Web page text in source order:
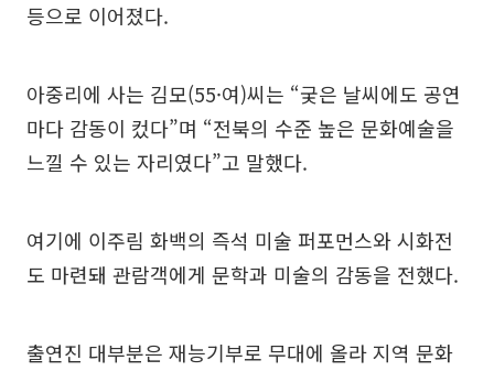
등으로 이어졌다.
아중리에 사는 김모(55·여)씨는 “궂은 날씨에도 공연
마다 감동이 컸다”며 “전북의 수준 높은 문화예술을
느낄 수 있는 자리였다”고 말했다.
여기에 이주림 화백의 즉석 미술 퍼포먼스와 시화전
도 마련돼 관람객에게 문학과 미술의 감동을 전했다.
출연진 대부분은 재능기부로 무대에 올라 지역 문화